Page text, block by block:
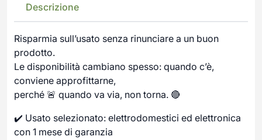
Descrizione
Risparmia sull’usato senza rinunciare a un buon
prodotto.
Le disponibilità cambiano spesso: quando c’è,
conviene approfittarne,
perché 🚨 quando va via, non torna. 🔴
✔️ Usato selezionato: elettrodomestici ed elettronica
con 1 mese di garanzia